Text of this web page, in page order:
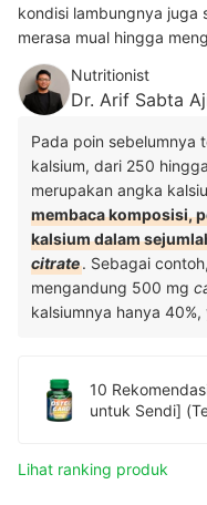
kondisi lambungnya juga
merasa mual hingga
Nutritionist
Dr. Arif Sabta
Pada poin sebelumnya
kalsium, dari 250
merupakan angka
membaca komposisi,
kalsium dalam
citrate. Sebagai
mengandung 500 mg
kalsiumnya hanya
10 Rekomendasi
untuk Sendi]
Lihat ranking produk